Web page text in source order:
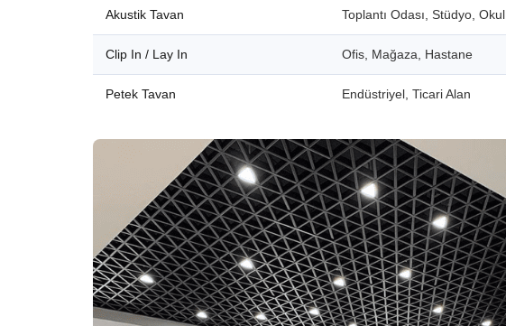
Akustik Tavan Toplantı Odası, Stüdyo, Okul
Clip In / Lay In Ofis, Mağaza, Hastane
Petek Tavan Endüstriyel, Ticari Alan